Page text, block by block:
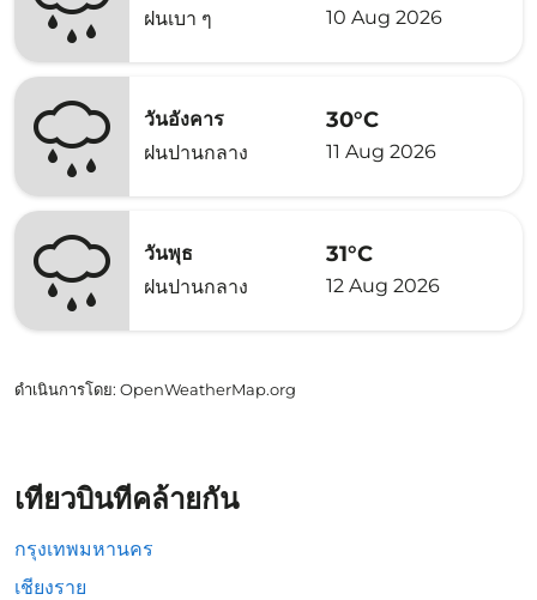
ฝนเบา ๆ
10 Aug 2026
วันอังคาร
ฝนปานกลาง
30°C
11 Aug 2026
วันพุธ
ฝนปานกลาง
31°C
12 Aug 2026
ดำเนินการโดย: OpenWeatherMap.org
เที่ยวบินที่คล้ายกัน
กรุงเทพมหานคร
เชียงราย